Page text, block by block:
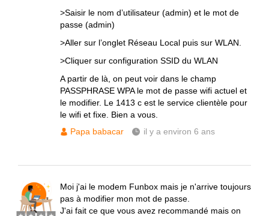
>Saisir le nom d’utilisateur (admin) et le mot de
passe (admin)
>Aller sur l’onglet Réseau Local puis sur WLAN.
>Cliquer sur configuration SSID du WLAN
A partir de là, on peut voir dans le champ
PASSPHRASE WPA le mot de passe wifi actuel et
le modifier. Le 1413 c est le service clientèle pour
le wifi et fixe. Bien a vous.
Papa babacar
il y a environ 6 ans
Moi j'ai le modem Funbox mais je n'arrive toujours
pas à modifier mon mot de passe.
J'ai fait ce que vous avez recommandé mais on